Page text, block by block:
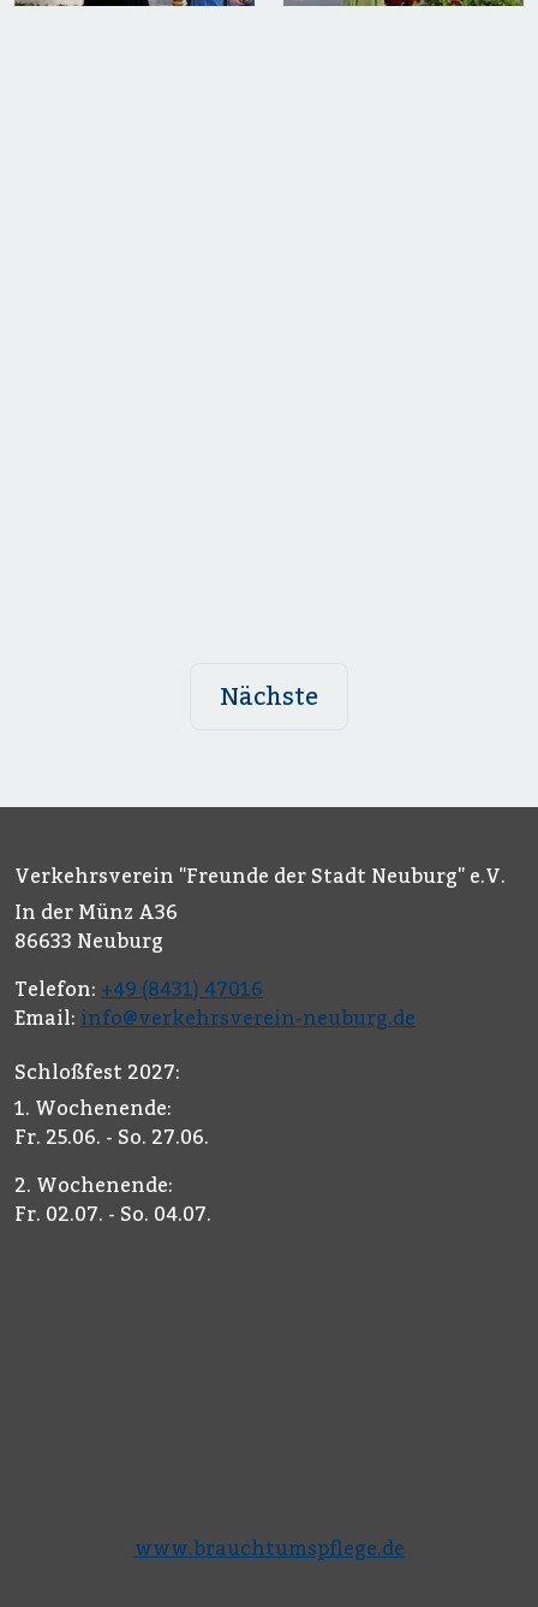
Nächste
Verkehrsverein "Freunde der Stadt Neuburg" e.V.
In der Münz A36
86633 Neuburg
Telefon: +49 (8431) 47016
Email: info@verkehrsverein-neuburg.de
Schloßfest 2027:
1. Wochenende:
Fr. 25.06. - So. 27.06.
2. Wochenende:
Fr. 02.07. - So. 04.07.
www.brauchtumspflege.de